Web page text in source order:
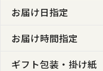
お届け日指定
お届け時間指定
ギフト包装・掛け紙